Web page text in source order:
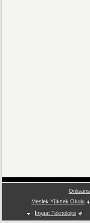
Önlisans
Meslek Yüksek Okulu
İnşaat Teknolojisi